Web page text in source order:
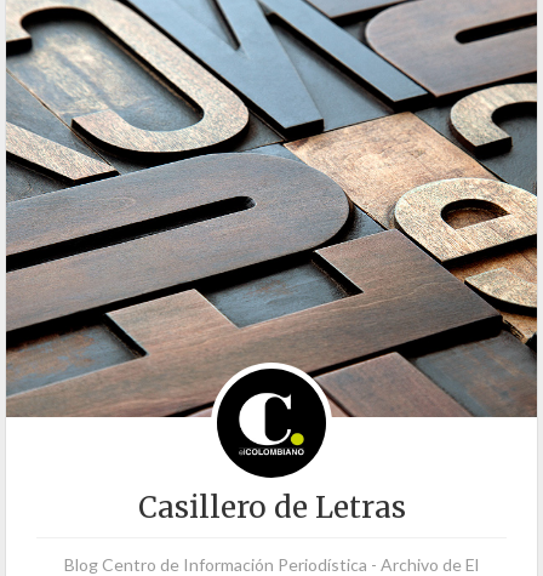
Casillero de Letras
Blog Centro de Información Periodística - Archivo de El